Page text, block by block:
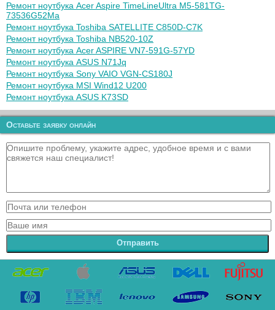
Ремонт ноутбука Acer Aspire TimeLineUltra M5-581TG-
73536G52Ma
Ремонт ноутбука Toshiba SATELLITE C850D-C7K
Ремонт ноутбука Toshiba NB520-10Z
Ремонт ноутбука Acer ASPIRE VN7-591G-57YD
Ремонт ноутбука ASUS N71Jq
Ремонт ноутбука Sony VAIO VGN-CS180J
Ремонт ноутбука MSI Wind12 U200
Ремонт ноутбука ASUS K73SD
Оставьте заявку онлайн
Отправить